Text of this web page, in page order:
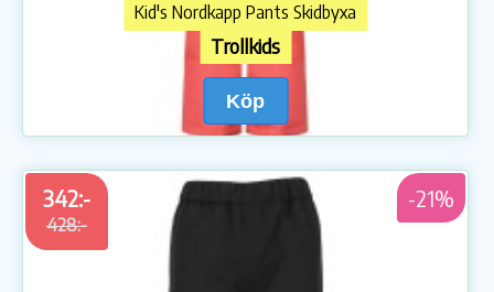
Kid's Nordkapp Pants Skidbyxa
Trollkids
Köp
342:-
428:-
-21%